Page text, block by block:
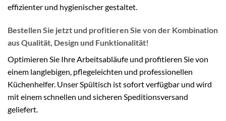
effizienter und hygienischer gestaltet.
Bestellen Sie jetzt und profitieren Sie von der Kombination
aus Qualität, Design und Funktionalität!
Optimieren Sie Ihre Arbeitsabläufe und profitieren Sie von
einem langlebigen, pflegeleichten und professionellen
Küchenhelfer. Unser Spültisch ist sofort verfügbar und wird
mit einem schnellen und sicheren Speditionsversand
geliefert.